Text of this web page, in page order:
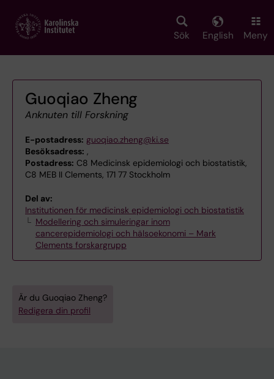
main
Sök English Meny
Guoqiao Zheng
Anknuten till Forskning
E-postadress: guoqiao.zheng@ki.se
Besöksadress: ,
Postadress: C8 Medicinsk epidemiologi och biostatistik,
C8 MEB II Clements, 171 77 Stockholm
Del av:
Institutionen för medicinsk epidemiologi och biostatistik
Modellering och simuleringar inom
cancerepidemiologi och hälsoekonomi – Mark
Clements forskargrupp
Är du Guoqiao Zheng?
Redigera din profil